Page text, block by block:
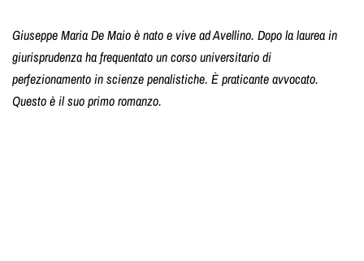
Giuseppe Maria De Maio è nato e vive ad Avellino. Dopo la laurea in
giurisprudenza ha frequentato un corso universitario di
perfezionamento in scienze penalistiche. È praticante avvocato.
Questo è il suo primo romanzo.